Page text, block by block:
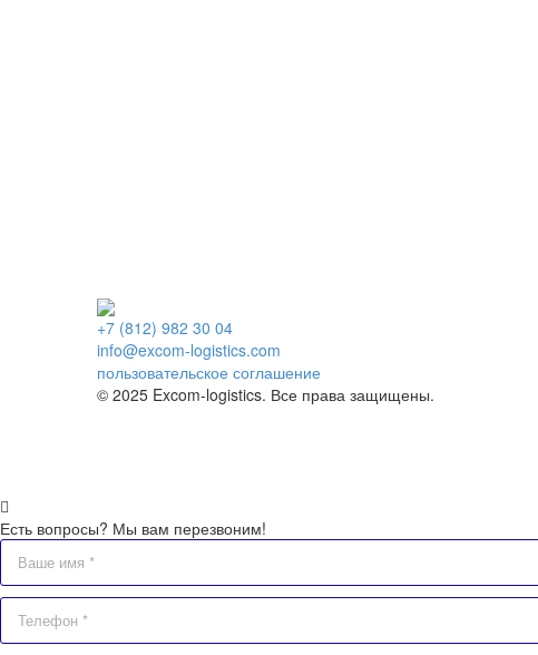
+7 (812) 982 30 04
info@excom-logistics.com
пользовательское соглашение
© 2025 Excom-logistics. Все права защищены.
Есть вопросы? Мы вам перезвоним!